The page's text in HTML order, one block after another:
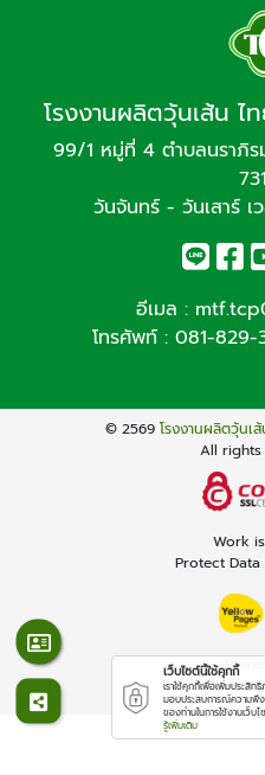
โรงงานผลิตวุ้นเส้น ไ
99/1 หมู่ที่ 4 ตำบลนราภิร
วันจันทร์ - วันเสาร์
อีเมล :
โทรศัพท์ : 081-829-
© 2569 โรงงานผลิตวุ้นเ
All rights
Work
Protect
Thailand
เว็บไซต์นี้ใช้คุกกี้
เราใช้คุกกี้เพื่อเพิ่มประสิทธิ
มอบประสบการณ์ความพึ
ของท่านในการใช้งานเว็บไ
รู้เพิ่มเติม